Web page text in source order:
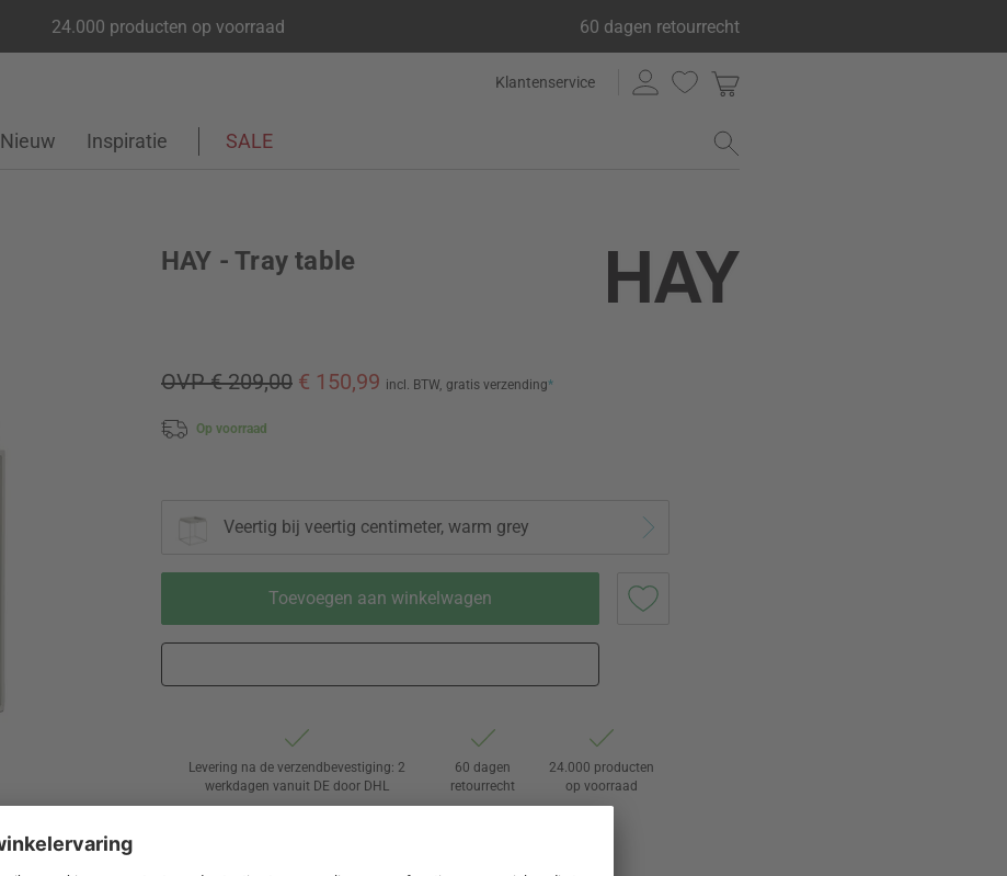
24.000 producten op voorraad 60 dagen retourrecht
Klantenservice
Nieuw Inspiratie SALE
HAY - Tray table
OVP € 209,00 € 150,99 incl. BTW, gratis verzending*
Op voorraad
Veertig bij veertig centimeter, warm grey
Toevoegen aan winkelwagen
Levering na de verzendbevestiging: 2
werkdagen vanuit DE door DHL
60 dagen
retourrecht
24.000 producten
op voorraad